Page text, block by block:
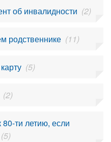
об инвалидности (2)
родственнике (11)
(5)
(2)
ти летию, если
(5)